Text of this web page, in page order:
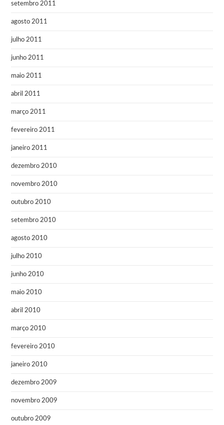
setembro 2011
agosto 2011
julho 2011
junho 2011
maio 2011
abril 2011
março 2011
fevereiro 2011
janeiro 2011
dezembro 2010
novembro 2010
outubro 2010
setembro 2010
agosto 2010
julho 2010
junho 2010
maio 2010
abril 2010
março 2010
fevereiro 2010
janeiro 2010
dezembro 2009
novembro 2009
outubro 2009